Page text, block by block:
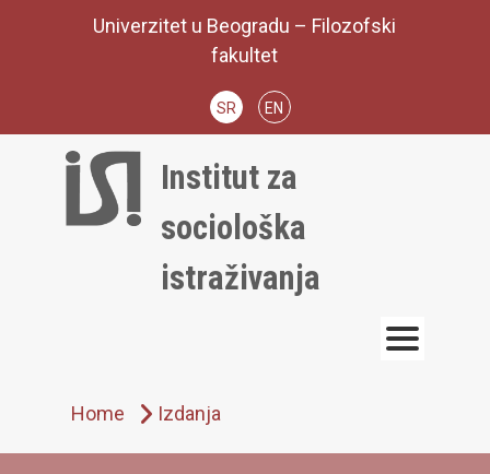
Univerzitet u Beogradu – Filozofski
fakultet
SR EN
Institut za
sociološka
istraživanja
Home Izdanja